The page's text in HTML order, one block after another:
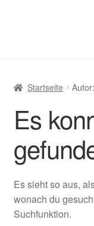
Startseite
Es
Es sieht so aus,
wonach du
Suchfunktion.